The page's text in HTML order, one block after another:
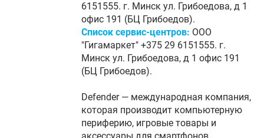
6151555. г. Минск ул. Грибоедова, д 1
офис 191 (БЦ Грибоедов).
Список сервис-центров: ООО
"Гигамаркет" +375 29 6151555. г.
Минск ул. Грибоедова, д 1 офис 191
(БЦ Грибоедов).
Defender — международная компания,
которая производит компьютерную
периферию, игровые товары и